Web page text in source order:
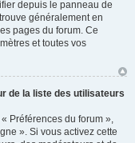
depuis le panneau de
généralement en
pages du forum. Ce
et toutes vos
de la liste des utilisateurs
Préférences du forum »,
». Si vous activez cette